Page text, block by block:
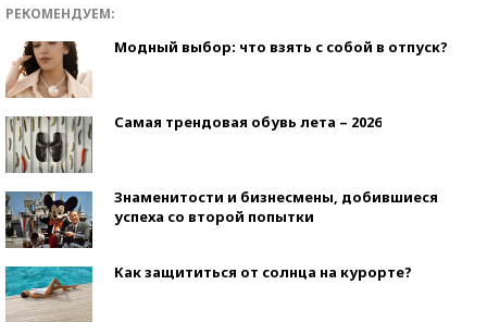
РЕКОМЕНДУЕМ:
Модный выбор: что взять с собой в отпуск?
Самая трендовая обувь лета – 2026
Знаменитости и бизнесмены, добившиеся
успеха со второй попытки
Как защититься от солнца на курорте?